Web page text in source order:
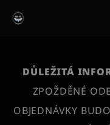
DŮLEŽITÁ
ZPOŽDĚNÉ
OBJEDNÁVKY